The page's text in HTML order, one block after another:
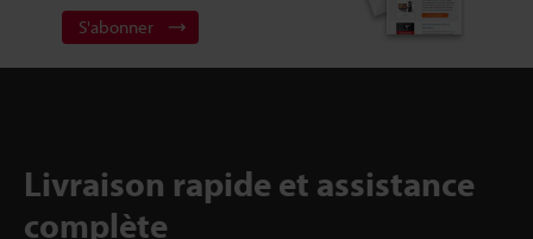
S'abonner
Livraison rapide et assistance
complète